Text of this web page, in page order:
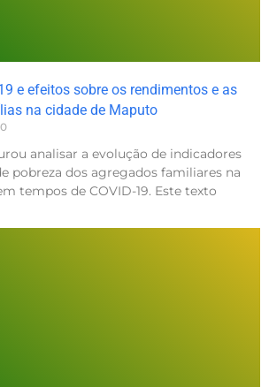
e efeitos sobre os rendimentos e as
na cidade de Maputo
analisar a evolução de indicadores
pobreza dos agregados familiares na
tempos de COVID-19. Este texto